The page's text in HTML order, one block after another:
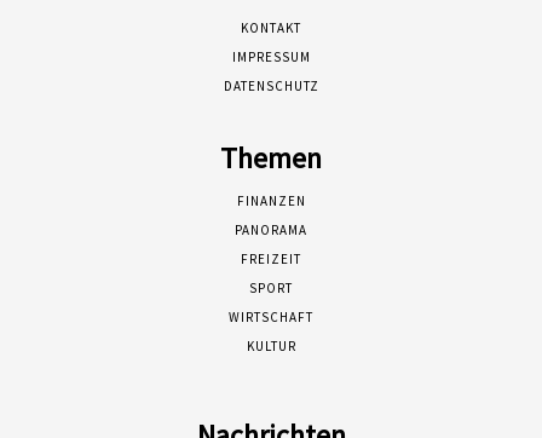
KONTAKT
IMPRESSUM
DATENSCHUTZ
Themen
FINANZEN
PANORAMA
FREIZEIT
SPORT
WIRTSCHAFT
KULTUR